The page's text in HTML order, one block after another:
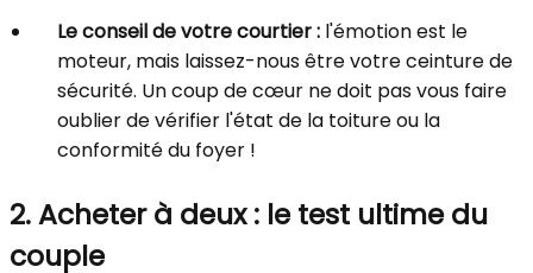
Le conseil de votre courtier : l'émotion est le
moteur, mais laissez-nous être votre ceinture de
sécurité. Un coup de cœur ne doit pas vous faire
oublier de vérifier l'état de la toiture ou la
conformité du foyer !
2. Acheter à deux : le test ultime du
couple